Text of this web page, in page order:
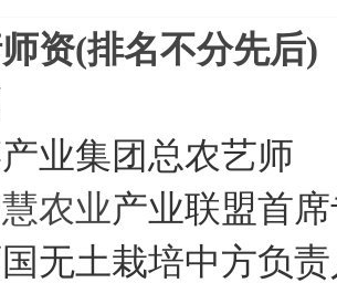
资(排名不分先后)
业集团总农艺师
农业产业联盟首
无土栽培中方负